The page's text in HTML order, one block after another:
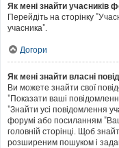
Як мені знайти учасників
Перейдіть на сторінку
учасника".
Догори
Як мені знайти власні
Ви можете знайти свої
"Показати ваші
"Знайти усі повідомлення
форумі або посиланням
головній сторінці. Щоб
розширеним пошуком і